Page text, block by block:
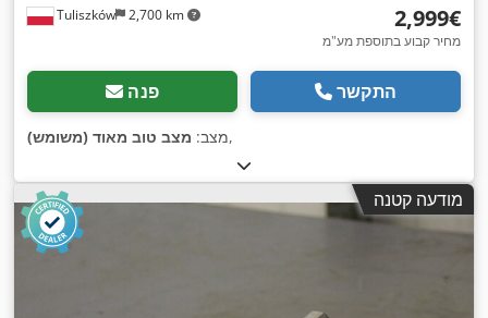
Tuliszków 2,700 km ‏2,999 ‏€
מחיר קבוע בתוספת מע"מ
פנה התקשר
מצב: מצב טוב מאוד (משומש) ,
מודעה קטנה